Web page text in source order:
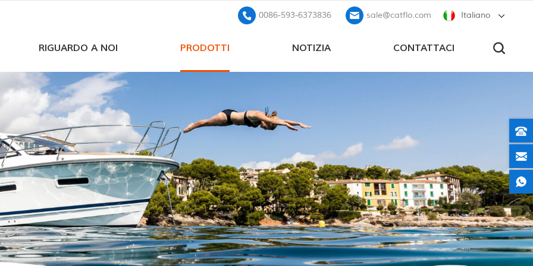
Italiano
0086-593-6373836 sale@catflo.com
RIGUARDO A NOI PRODOTTI NOTIZIA CONTATTACI